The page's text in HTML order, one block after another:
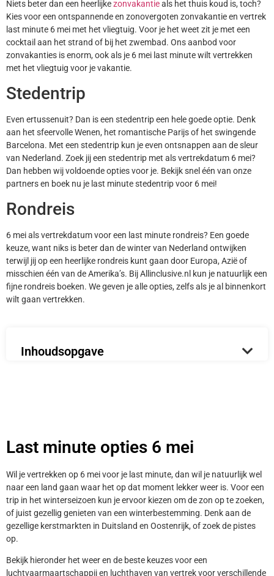
Niets beter dan een heerlijkezonvakantieals het thuis koud is, toch?
Kies voor een ontspannende en zonovergoten zonvakantie en vertrek
last minute 6 mei met het vliegtuig. Voor je het weet zit je met een
cocktail aan het strand of bij het zwembad. Ons aanbod voor
zonvakanties is enorm, ook als je 6 mei last minute wilt vertrekken
met het vliegtuig voor je vakantie.
Stedentrip
Even ertussenuit? Dan is een stedentrip een hele goede optie. Denk
aan het sfeervolle Wenen, het romantische Parijs of het swingende
Barcelona. Met een stedentrip kun je even ontsnappen aan de sleur
van Nederland. Zoek jij een stedentrip met als vertrekdatum 6 mei?
Dan hebben wij voldoende opties voor je. Bekijk snel één van onze
partners en boek nu je last minute stedentrip voor 6 mei!
Rondreis
6 mei als vertrekdatum voor een last minute rondreis? Een goede
keuze, want niks is beter dan de winter van Nederland ontwijken
terwijl jij op een heerlijke rondreis kunt gaan door Europa, Azië of
misschien één van de Amerika’s. Bij Allinclusive.nl kun je natuurlijk een
fijne rondreis boeken. We geven je alle opties, zelfs als je al binnenkort
wilt gaan vertrekken.
Inhoudsopgave
Last minute opties 6 mei
Wil je vertrekken op 6 mei voor je last minute, dan wil je natuurlijk wel
naar een land gaan waar het op dat moment lekker weer is. Voor een
trip in het winterseizoen kun je ervoor kiezen om de zon op te zoeken,
of juist gezellig genieten van een winterbestemming. Denk aan de
gezellige kerstmarkten in Duitsland en Oostenrijk, of zoek de pistes
op.
Bekijk hieronder het weer en de beste keuzes voor een
luchtvaarmaartschappij en luchthaven van vertrek voor verschillende